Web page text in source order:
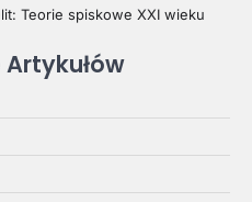
Teorie spiskowe XXI wieku